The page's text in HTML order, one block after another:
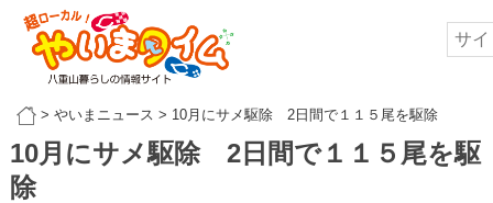
> やいまニュース > 10月にサメ駆除 2日間で１１５尾を駆除
10月にサメ駆除 2日間で１１５尾を駆
除